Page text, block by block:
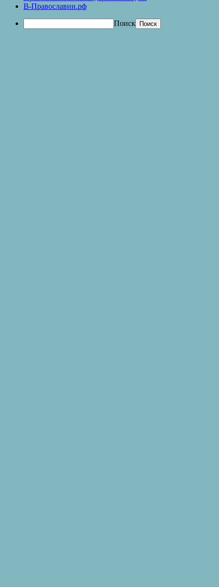
В-Православии.рф
Поиск